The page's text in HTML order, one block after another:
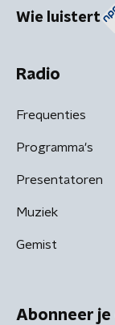
Wie luistert
Radio
Frequenties
Programma's
Presentatoren
Muziek
Gemist
Abonneer